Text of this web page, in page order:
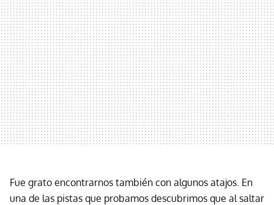
Fue grato encontrarnos también con algunos atajos. En
una de las pistas que probamos descubrimos que al saltar